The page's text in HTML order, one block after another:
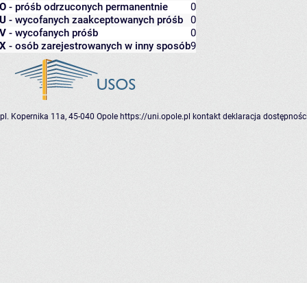
O - próśb odrzuconych permanentnie
0
U - wycofanych zaakceptowanych próśb
0
V - wycofanych próśb
0
X - osób zarejestrowanych w inny sposób9
pl. Kopernika 11a, 45-040 Opole https://uni.opole.pl kontakt deklaracja